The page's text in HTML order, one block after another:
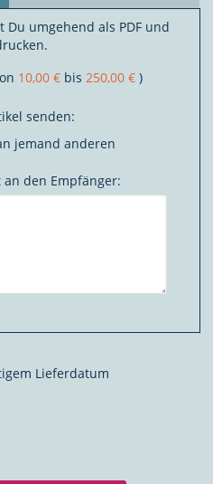
umgehend als PDF und
10,00 € bis 250,00 € )
senden:
jemand anderen
den Empfänger:
Lieferdatum